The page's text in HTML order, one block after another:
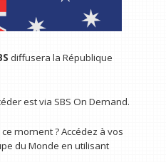
diffusera la République
est via SBS On Demand.
moment ? Accédez à vos
du Monde en utilisant